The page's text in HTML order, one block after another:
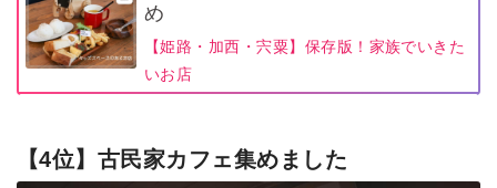
め
【姫路・加西・宍粟】保存版！家族でいきた
いお店
【4位】古民家カフェ集めました